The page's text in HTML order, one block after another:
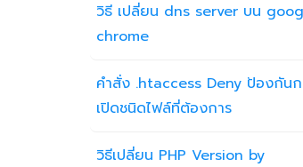
วิธี เปลี่ยน dns server บน
chrome
คำสั่ง .htaccess Deny ป้องกันก
เปิดชนิดไฟล์ที่ต้องการ
วิธีเปลี่ยน PHP Version by